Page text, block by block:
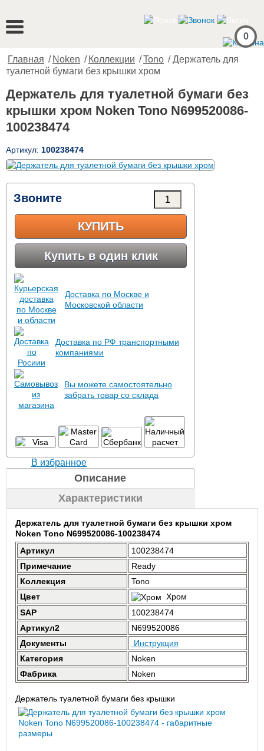
0
Главная / Noken / Коллекции /Tono / Держатель для
туалетной бумаги без крышки хром
Держатель для туалетной бумаги без
крышки хром Noken Tono N699520086-
100238474
Артикул: 100238474
Звоните
КУПИТЬ
Купить в один клик
Доставка по Москве и
Московской области
Доставка по РФ транспортными
компаниями
Вы можете самостоятельно
забрать товар со склада
В избранное
Описание
Характеристики
Держатель для туалетной бумаги без крышки хром
Noken Tono N699520086-100238474
Артикул
100238474
Примечание
Ready
Коллекция
Tono
Цвет
Хром
SAP
100238474
Артикул2
N699520086
Документы
Инструкция
Категория
Noken
Фабрика
Noken
Держатель туалетной бумаги без крышки